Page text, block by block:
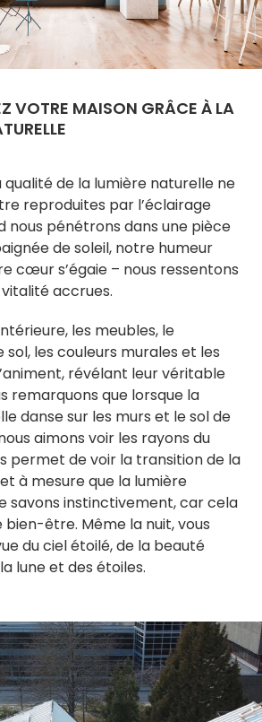
VOTRE MAISON GRÂCE À LA
qualité de la lumière naturelle ne
reproduites par l’éclairage
nous pénétrons dans une pièce
de soleil, notre humeur
cœur s’égaie – nous ressentons
accrues.
les meubles, le
les couleurs murales et les
révélant leur véritable
remarquons que lorsque la
danse sur les murs et le sol de
aimons voir les rayons du
permet de voir la transition de la
à mesure que la lumière
savons instinctivement, car cela
être. Même la nuit, vous
du ciel étoilé, de la beauté
lune et des étoiles.